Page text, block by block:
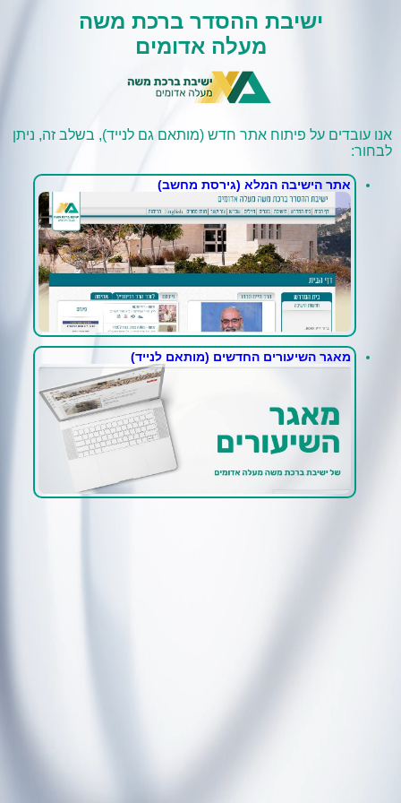
ישיבת ההסדר ברכת משה
מעלה אדומים
אנו עובדים על פיתוח אתר חדש (מותאם גם לנייד), בשלב זה, ניתן
לבחור:
אתר הישיבה המלא (גירסת מחשב)
מאגר השיעורים החדשים (מותאם לנייד)